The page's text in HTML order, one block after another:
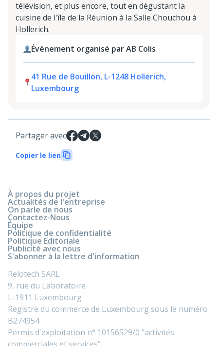
télévision, et plus encore, tout en dégustant la
cuisine de l'île de la Réunion à la Salle Chouchou à
Hollerich.
Événement organisé par AB Colis
41 Rue de Bouillon, L-1248 Hollerich,
Luxembourg
Partager avec
Copier le lien
À propos du projet
Actualités de l'entreprise
On parle de nous
Contactez-Nous
Équipe
Politique de confidentialité
Politique Editoriale
Publicité avec nous
S'abonner à la lettre d'information
Relotech SARL
9, rue du Laboratoire
L-1911 Luxembourg
Registre du commerce de Luxembourg sous le numéro
B274954
Permis d'exploitation n° 10156529/0 "activités